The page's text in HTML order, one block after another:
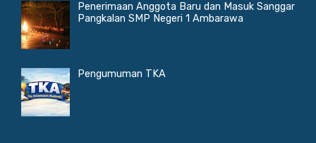
Penerimaan Anggota Baru dan Masuk Sanggar
Pangkalan SMP Negeri 1 Ambarawa
Pengumuman TKA